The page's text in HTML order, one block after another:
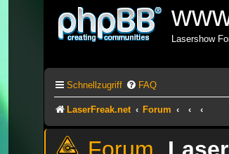
Lasershow
Schnellzugriff FAQ
LaserFreak.net Forum